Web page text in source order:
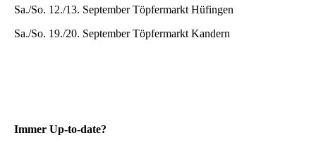
Sa./So. 12./13. September Töpfermarkt Hüfingen
Sa./So. 19./20. September Töpfermarkt Kandern
Immer Up-to-date?